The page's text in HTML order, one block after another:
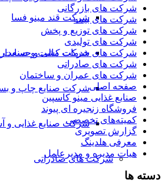
شرکت قند مینو فسا
شرکت کشت و صنعت
شرکت صنایع چاپ و
شرکت صنایع غذایی و
شرکت های صادراتی
شرکت های بازرگانی
شرکت های بیمه
شرکت های توزیع و پخش
شرکت های تولیدی
شرکت های خدمات مالی و
شرکت های صادراتی
شرکت های عمران و ساختمان
صفحه اصلی
صنایع غذایی مینو کاسپین
فروشگاه زنجیره ای پیوند
کمیته‌های تخصصی
گزارش تصویری
معرفی هلدینگ
هیات مدیره و مدیرعامل
دسته ها